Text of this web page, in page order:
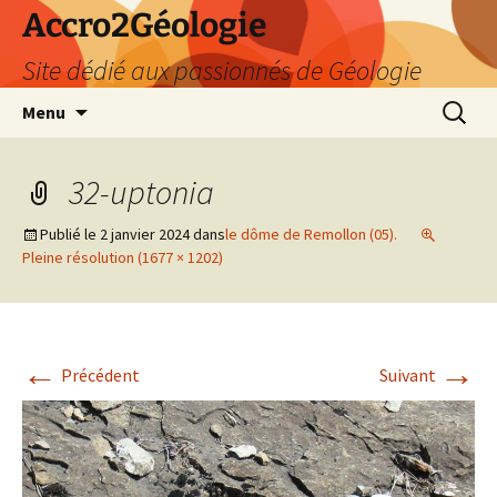
Accro2Géologie
Site dédié aux passionnés de Géologie
Menu
32-uptonia
Publié le 2 janvier 2024dansle dôme de Remollon (05).
Pleine résolution (1677 × 1202)
← Précédent Suivant →